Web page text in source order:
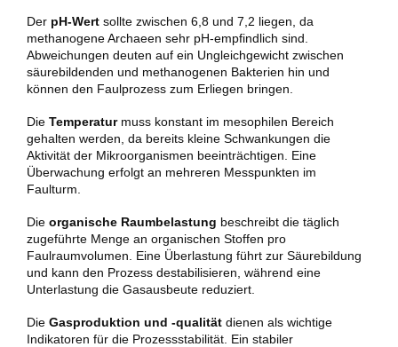
Der pH-Wert sollte zwischen 6,8 und 7,2 liegen, da
methanogene Archaeen sehr pH-empfindlich sind.
Abweichungen deuten auf ein Ungleichgewicht zwischen
säurebildenden und methanogenen Bakterien hin und
können den Faulprozess zum Erliegen bringen.
Die Temperaturmuss konstant im mesophilen Bereich
gehalten werden, da bereits kleine Schwankungen die
Aktivität der Mikroorganismen beeinträchtigen. Eine
Überwachung erfolgt an mehreren Messpunkten im
Faulturm.
Die organische Raumbelastung beschreibt die täglich
zugeführte Menge an organischen Stoffen pro
Faulraumvolumen. Eine Überlastung führt zur Säurebildung
und kann den Prozess destabilisieren, während eine
Unterlastung die Gasausbeute reduziert.
Die Gasproduktion und -qualität dienen als wichtige
Indikatoren für die Prozessstabilität. Ein stabiler